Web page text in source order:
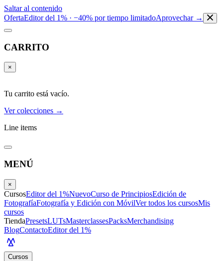
Saltar al contenido
OfertaEditor del 1% · −40% por tiempo limitadoAprovechar →
CARRITO
×
Tu carrito está vacío.
Ver colecciones →
Line items
MENÚ
×
CursosEditor del 1%NuevoCurso de PrincipiosEdición de
FotografíaFotografía y Edición con MóvilVer todos los cursosMis
cursos
TiendaPresetsLUTsMasterclassesPacksMerchandising
BlogContactoEditor del 1%
Cursos